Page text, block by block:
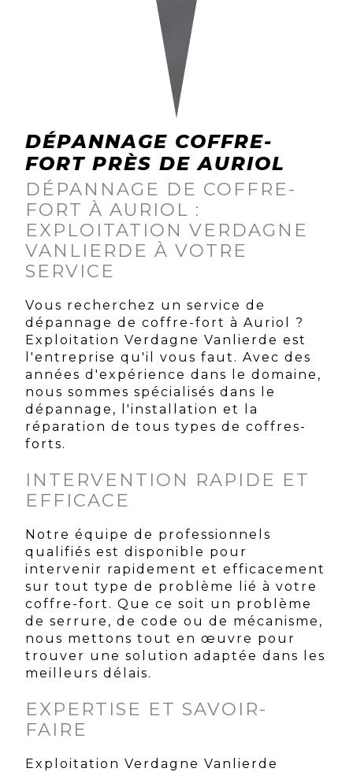
DÉPANNAGE COFFRE-
FORT PRÈS DE AURIOL
DÉPANNAGE DE COFFRE-
FORT À AURIOL :
EXPLOITATION VERDAGNE
VANLIERDE À VOTRE
SERVICE
Vous recherchez un service de
dépannage de coffre-fort à Auriol ?
Exploitation Verdagne Vanlierde est
l'entreprise qu'il vous faut. Avec des
années d'expérience dans le domaine,
nous sommes spécialisés dans le
dépannage, l'installation et la
réparation de tous types de coffres-
forts.
INTERVENTION RAPIDE ET
EFFICACE
Notre équipe de professionnels
qualifiés est disponible pour
intervenir rapidement et efficacement
sur tout type de problème lié à votre
coffre-fort. Que ce soit un problème
de serrure, de code ou de mécanisme,
nous mettons tout en œuvre pour
trouver une solution adaptée dans les
meilleurs délais.
EXPERTISE ET SAVOIR-
FAIRE
Exploitation Verdagne Vanlierde